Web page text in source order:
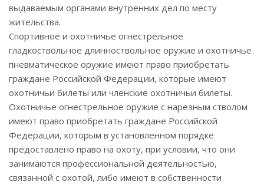
выдаваемым органами внутренних дел по месту
жительства.
Спортивное и охотничье огнестрельное
гладкоствольное длинноствольное оружие и охотничье
пневматическое оружие имеют право приобретать
граждане Российской Федерации, которые имеют
охотничьи билеты или членские охотничьи билеты.
Охотничье огнестрельное оружие с нарезным стволом
имеют право приобретать граждане Российской
Федерации, которым в установленном порядке
предоставлено право на охоту, при условии, что они
занимаются профессиональной деятельностью,
связанной с охотой, либо имеют в собственности